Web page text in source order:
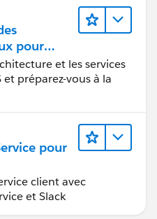
pour
AWS
et les services
préparez-vous à la
pour
client avec
et Slack